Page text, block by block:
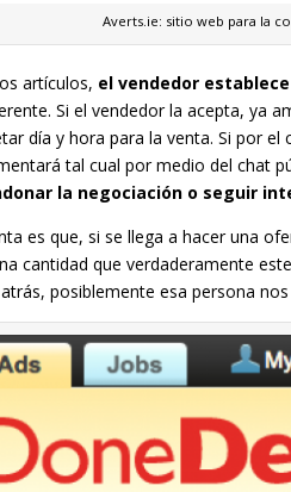
Averts.ie: sitio web para la
artículos, el vendedor
Si el vendedor la acepta, ya
día y hora para la venta. Si por
tal cual por medio del chat
la negociación o seguir
es que, si se llega a hacer una
cantidad que verdaderamente
posiblemente esa persona